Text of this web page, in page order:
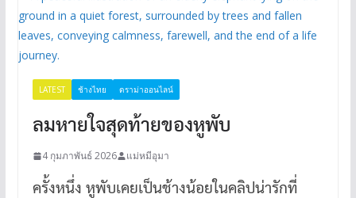
LATEST ช้างไทย ดราม่าออนไลน์
ลมหายใจสุดท้ายของหูพับ
4 กุมภาพันธ์ 2026 แม่หมีอุมา
ครั้งหนึ่ง หูพับเคยเป็นช้างน้อยในคลิปน่ารักที่